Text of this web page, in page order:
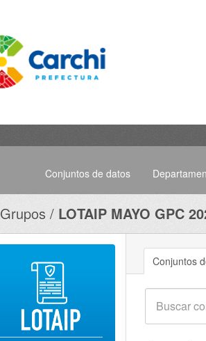
Conjuntos de datos
Grupos LOTAIP MAYO GPC
Conjuntos